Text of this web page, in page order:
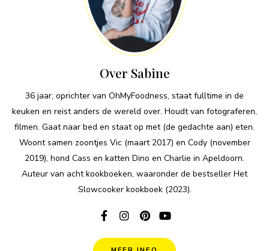
Over Sabine
36 jaar, oprichter van OhMyFoodness, staat fulltime in de
keuken en reist anders de wereld over. Houdt van fotograferen,
filmen. Gaat naar bed en staat op met (de gedachte aan) eten.
Woont samen zoontjes Vic (maart 2017) en Cody (november
2019), hond Cass en katten Dino en Charlie in Apeldoorn.
Auteur van acht kookboeken, waaronder de bestseller Het
Slowcooker kookboek (2023).